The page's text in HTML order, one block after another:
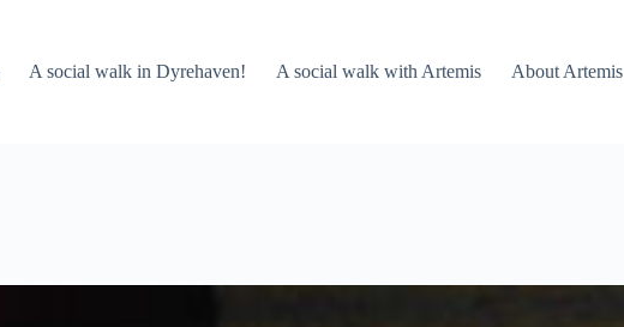
A social walk in Dyrehaven! A social walk with Artemis About Artemis